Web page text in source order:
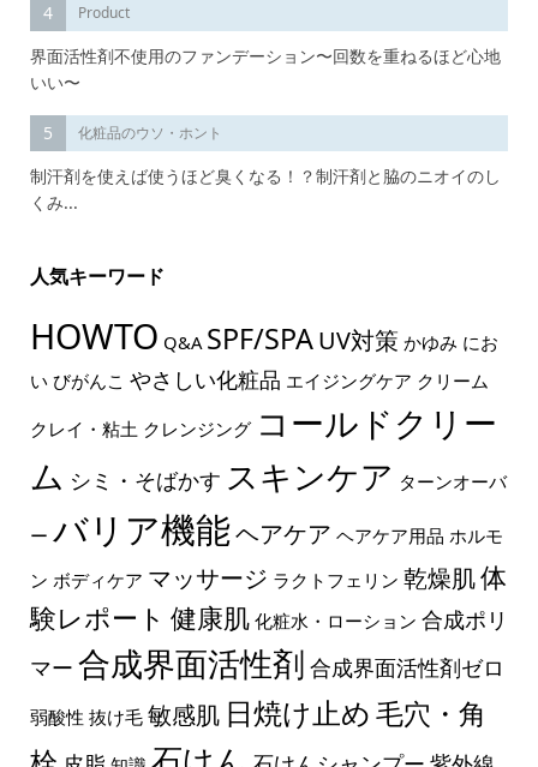
4 Product
界面活性剤不使用のファンデーション〜回数を重ねるほど心地
いい〜
5 化粧品のウソ・ホント
制汗剤を使えば使うほど臭くなる！？制汗剤と脇のニオイのし
くみ...
人気キーワード
HOWTO Q&A SPF/SPAUV対策 かゆみ にお
い びがんこ やさしい化粧品 エイジングケア クリーム
クレイ・粘土 クレンジング コールドクリー
ム シミ・そばかす スキンケア ターンオーバ
ー バリア機能ヘアケア ヘアケア用品 ホルモ
ン ボディケア マッサージ ラクトフェリン 乾燥肌体
験レポート 健康肌 化粧水・ローション 合成ポリ
マー 合成界面活性剤 合成界面活性剤ゼロ
弱酸性 抜け毛 敏感肌 日焼け止め毛穴・角